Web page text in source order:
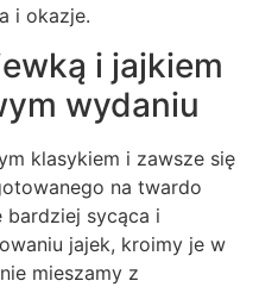
i okazje.
i jajkiem
wydaniu
klasykiem i zawsze się
na twardo
bardziej sycąca i
jajek, kroimy je w
mieszamy z